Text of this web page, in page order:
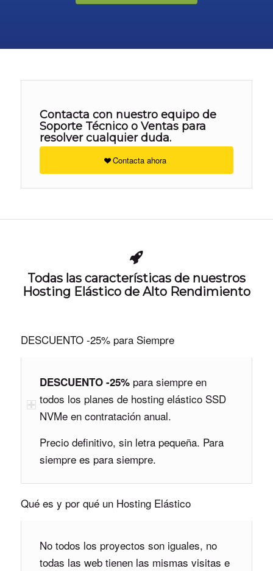
Contacta con nuestro equipo de
Soporte Técnico o Ventas para
resolver cualquier duda.
Contacta ahora
Todas las características de nuestros
Hosting Elástico de Alto Rendimiento
DESCUENTO -25% para Siempre
DESCUENTO -25%para siempre en
todos los planes de hosting elástico SSD
NVMe en contratación anual.
Precio definitivo, sin letra pequeña. Para
siempre es para siempre.
Qué es y por qué un Hosting Elástico
No todos los proyectos son iguales, no
todas las web tienen las mismas visitas e